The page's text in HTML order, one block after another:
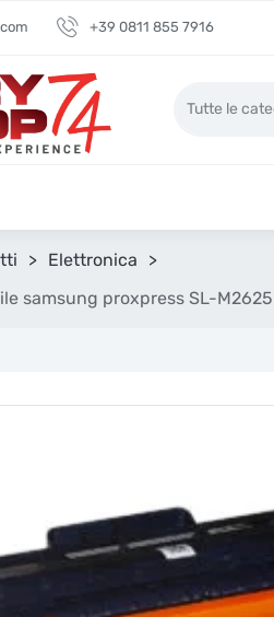
+39 0811 855 7916
> Elettronica
>
samsung proxpress SL-